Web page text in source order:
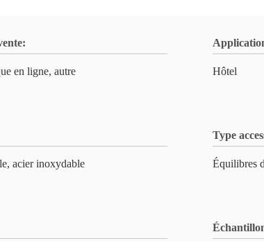
en ligne, autre Hôtel
acier inoxydable
Type
Équilibres